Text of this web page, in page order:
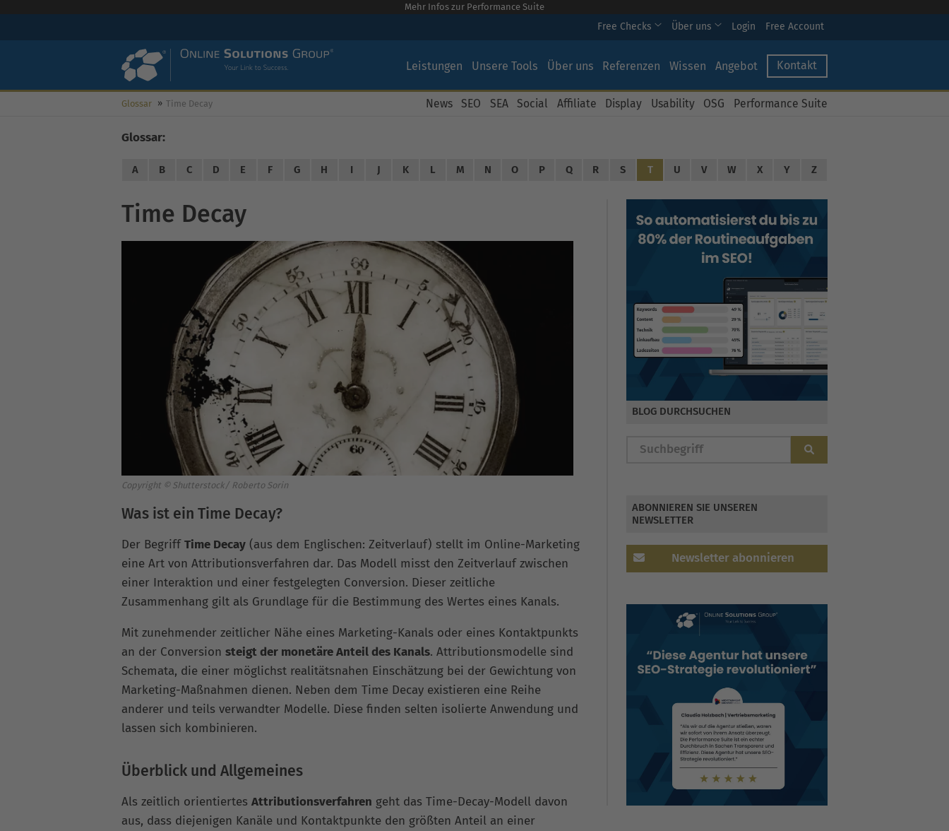
Mehr Infos zur Performance Suite
Free Checks Über uns Login Free Account
Leistungen Unsere Tools Über uns Referenzen Wissen Angebot Kontakt
Glossar Time Decay News SEO SEA Social Affiliate Display Usability OSG Performance Suite
Glossar:
A B C D E F G H I J K L M N O P Q R S T U V W X Y Z
Time Decay
Copyright © Shutterstock/ Roberto Sorin
Was ist ein Time Decay?
Der BegriffTime Decay (aus dem Englischen: Zeitverlauf) stellt im Online-Marketing
eine Art von Attributionsverfahren dar. Das Modell misst den Zeitverlauf zwischen
einer Interaktion und einer festgelegten Conversion. Dieser zeitliche
Zusammenhang gilt als Grundlage für die Bestimmung des Wertes eines Kanals.
Mit zunehmender zeitlicher Nähe eines Marketing-Kanals oder eines Kontaktpunkts
an der Conversion steigt der monetäre Anteil des Kanals. Attributionsmodelle sind
Schemata, die einer möglichst realitätsnahen Einschätzung bei der Gewichtung von
Marketing-Maßnahmen dienen. Neben dem Time Decay existieren eine Reihe
anderer und teils verwandter Modelle. Diese finden selten isolierte Anwendung und
lassen sich kombinieren.
Überblick und Allgemeines
Als zeitlich orientiertes Attributionsverfahren geht das Time-Decay-Modell davon
aus, dass diejenigen Kanäle und Kontaktpunkte den größten Anteil an einer
BLOG DURCHSUCHEN
ABONNIEREN SIE UNSEREN
NEWSLETTER
Newsletter abonnieren